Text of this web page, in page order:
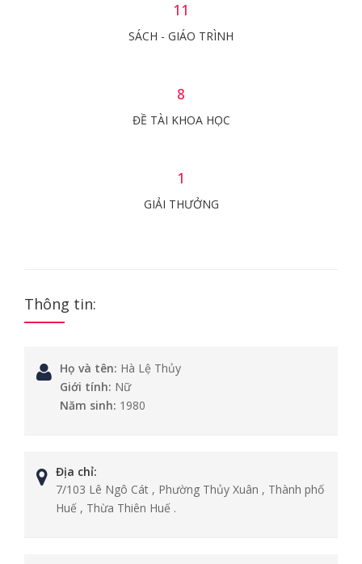
11
SÁCH - GIÁO TRÌNH
8
ĐỀ TÀI KHOA HỌC
1
GIẢI THƯỞNG
Thông tin:
Họ và tên: Hà Lệ Thủy
Giới tính: Nữ
Năm sinh: 1980
Địa chỉ:
7/103 Lê Ngô Cát , Phường Thủy Xuân , Thành phố
Huế , Thừa Thiên Huế .